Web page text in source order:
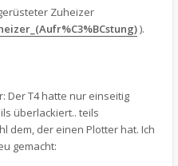
Zuheizer
).
Der T4 hatte nur einseitig
überlackiert.. teils
dem, der einen Plotter hat. Ich
gemacht: